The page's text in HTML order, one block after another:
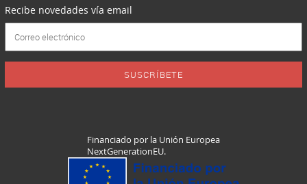
Recibe novedades vía email
SUSCRÍBETE
Financiado por la Unión Europea
NextGenerationEU.